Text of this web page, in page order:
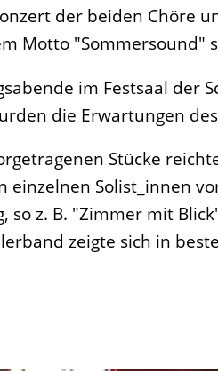
der beiden Chöre
Motto "Sommersound"
im Festsaal der
die Erwartungen
Stücke
einzelnen Solist_innen
so z. B. "Zimmer mit
zeigte sich in